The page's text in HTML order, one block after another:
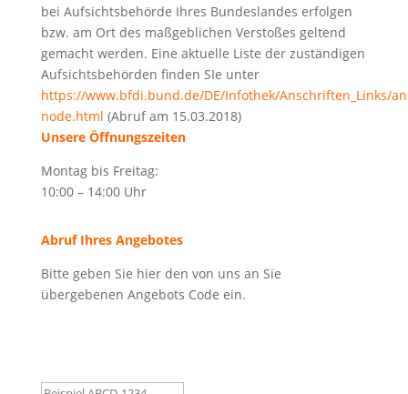
bei Aufsichtsbehörde Ihres Bundeslandes erfolgen
bzw. am Ort des maßgeblichen Verstoßes geltend
gemacht werden. Eine aktuelle Liste der zuständigen
Aufsichtsbehörden finden SIe unter
https://www.bfdi.bund.de/DE/Infothek/Anschriften_Links/
node.html (Abruf am 15.03.2018)
Unsere Öffnungszeiten
Montag bis Freitag:
10:00 – 14:00 Uhr
Abruf Ihres Angebotes
Bitte geben Sie hier den von uns an Sie
übergebenen Angebots Code ein.